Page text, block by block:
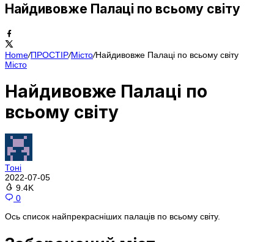
Найдивовже Палаці по всьому світу
Home/ПРОСТІР/Місто/Найдивовже Палаці по всьому світу
Місто
Найдивовже Палаці по
всьому світу
Тоні
2022-07-05
9.4K
0
Ось список найпрекрасніших палаців по всьому світу.